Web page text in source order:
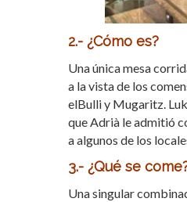
2.- ¿Cómo es?
Una única mesa
a la vista de los
elBulli y Mugaritz.
que Adrià le admitió
a algunos de los
3.- ¿Qué se
Una singular